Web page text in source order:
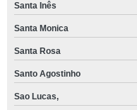
Santa Inês
Santa Monica
Santa Rosa
Santo Agostinho
Sao Lucas,